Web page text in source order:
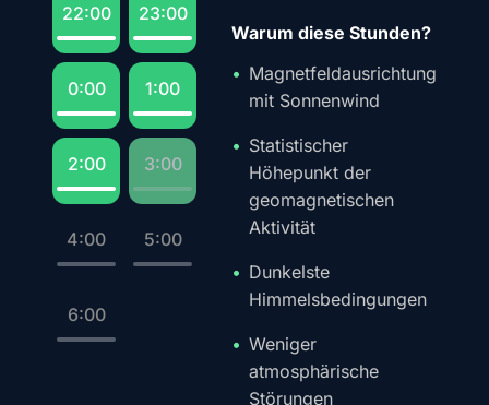
22:00 23:00
0:00 1:00
2:00 3:00
4:00 5:00
6:00
Warum diese Stunden?
Magnetfeldausrichtung
mit Sonnenwind
Statistischer
Höhepunkt der
geomagnetischen
Aktivität
Dunkelste
Himmelsbedingungen
Weniger
atmosphärische
Störungen